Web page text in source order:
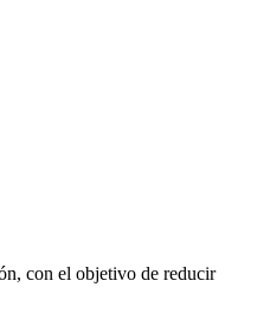
con el objetivo de reducir